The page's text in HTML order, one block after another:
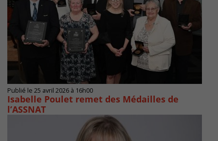
Publié le 25 avril 2026 à 16h00
Isabelle Poulet remet des Médailles de
l’ASSNAT